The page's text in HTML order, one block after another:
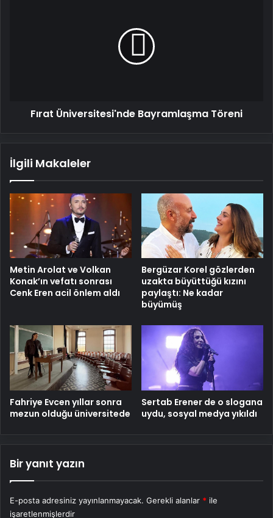
Fırat Üniversitesi'nde Bayramlaşma Töreni
İlgili Makaleler
Metin Arolat ve Volkan
Konak’ın vefatı sonrası
Cenk Eren acil önlem aldı
Bergüzar Korel gözlerden
uzakta büyüttüğü kızını
paylaştı: Ne kadar
büyümüş
Fahriye Evcen yıllar sonra
mezun olduğu üniversitede
Sertab Erener de o slogana
uydu, sosyal medya yıkıldı
Bir yanıt yazın
E-posta adresiniz yayınlanmayacak. Gerekli alanlar * ile
işaretlenmişlerdir